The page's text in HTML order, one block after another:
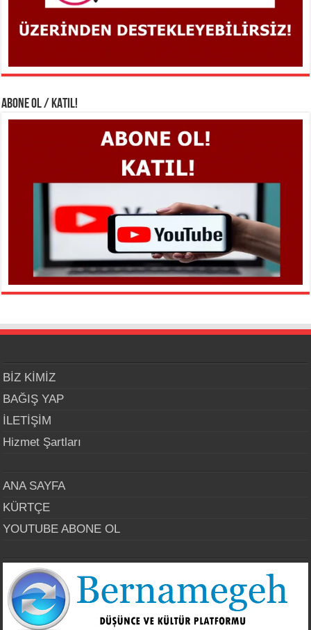
ABONE OL / KATIL!
BİZ KİMİZ
BAĞIŞ YAP
İLETİŞİM
Hizmet Şartları
ANA SAYFA
KÜRTÇE
YOUTUBE ABONE OL